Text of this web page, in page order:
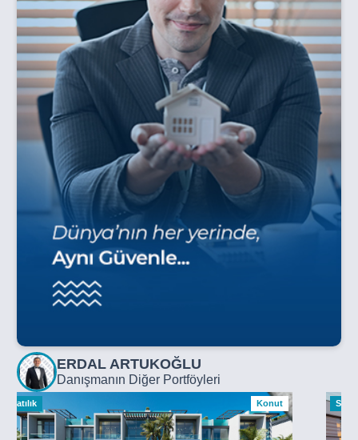
ERDAL ARTUKOĞLU
Danışmanın Diğer Portföyleri
Satılık Konut